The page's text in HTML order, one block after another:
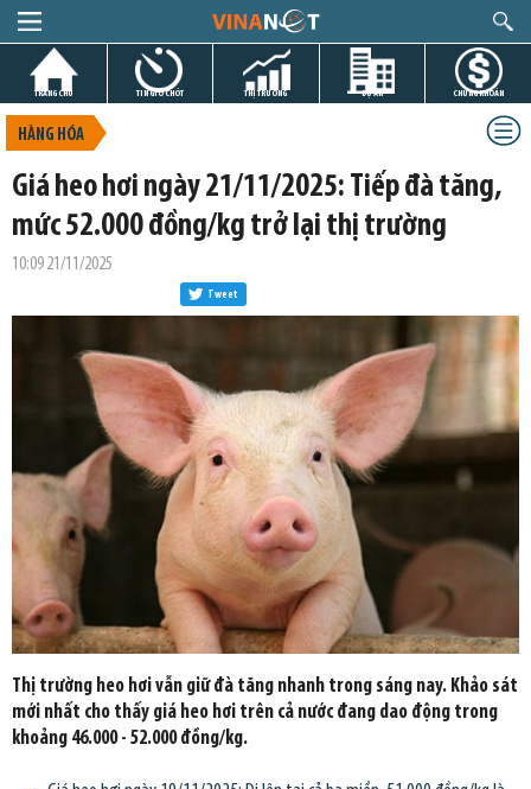
TRANG CHỦ TIN GIỜ CHÓT THỊ TRƯỜNG DỰ ÁN CHỨNG KHOÁN
HÀNG HÓA
Giá heo hơi ngày 21/11/2025: Tiếp đà tăng,
mức 52.000 đồng/kg trở lại thị trường
10:09 21/11/2025
Tweet
Thị trường heo hơi vẫn giữ đà tăng nhanh trong sáng nay. Khảo sát
mới nhất cho thấy giá heo hơi trên cả nước đang dao động trong
khoảng 46.000 - 52.000 đồng/kg.